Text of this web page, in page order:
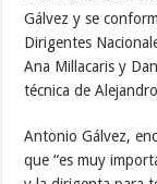
Gálvez y se
Dirigentes
Ana Millacaris y
técnica de
Antonio Gálvez,
que “es muy